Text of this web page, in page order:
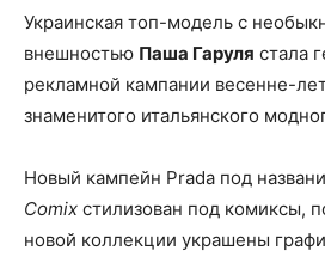
Украинская топ-модель с
внешностью Паша Гаруля стала
рекламной кампании весенне-
знаменитого итальянского
Новый кампейн Prada под
Comix стилизован под комиксы,
новой коллекции украшены